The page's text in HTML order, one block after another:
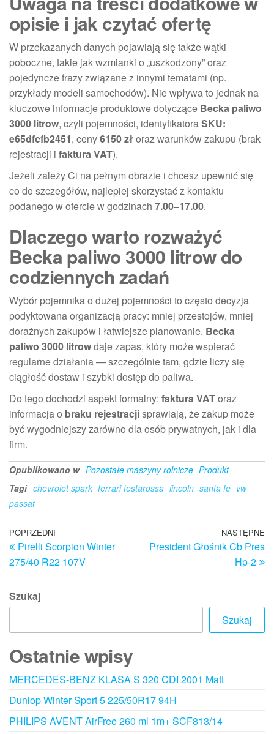
opisie i jak czytać ofertę
W przekazanych danych pojawiają się także wątki
poboczne, takie jak wzmianki o „uszkodzony” oraz
pojedyncze frazy związane z innymi tematami (np.
przykłady modeli samochodów). Nie wpływa to jednak na
kluczowe informacje produktowe dotyczące Becka paliwo
3000 litrow, czyli pojemności, identyfikatoraSKU:
e65dfcfb2451, ceny6150 złoraz warunków zakupu (brak
rejestracji i faktura VAT).
Jeżeli zależy Ci na pełnym obrazie i chcesz upewnić się
co do szczegółów, najlepiej skorzystać z kontaktu
podanego w ofercie w godzinach 7.00–17.00.
Dlaczego warto rozważyć
Becka paliwo 3000 litrow do
codziennych zadań
Wybór pojemnika o dużej pojemności to często decyzja
podyktowana organizacją pracy: mniej przestojów, mniej
doraźnych zakupów i łatwiejsze planowanie. Becka
paliwo 3000 litrowdaje zapas, który może wspierać
regularne działania — szczególnie tam, gdzie liczy się
ciągłość dostaw i szybki dostęp do paliwa.
Do tego dochodzi aspekt formalny: faktura VAToraz
informacja o braku rejestracjisprawiają, że zakup może
być wygodniejszy zarówno dla osób prywatnych, jak i dla
firm.
Opublikowano w Pozostałe maszyny rolnicze Produkt
Tagi chevrolet spark ferrari testarossa lincoln santa fe vw
passat
Nawigacja
wpisu
Poprzedni
wpis
POPRZEDNI
Pirelli Scorpion Winter
275/40 R22 107V
NASTĘPNE
President Głośnik Cb Pres
Hp-2
Szukaj
Szukaj
Ostatnie wpisy
MERCEDES-BENZ KLASA S 320 CDI 2001 Matt
Dunlop Winter Sport 5 225/50R17 94H
PHILIPS AVENT AirFree 260 ml 1m+ SCF813/14